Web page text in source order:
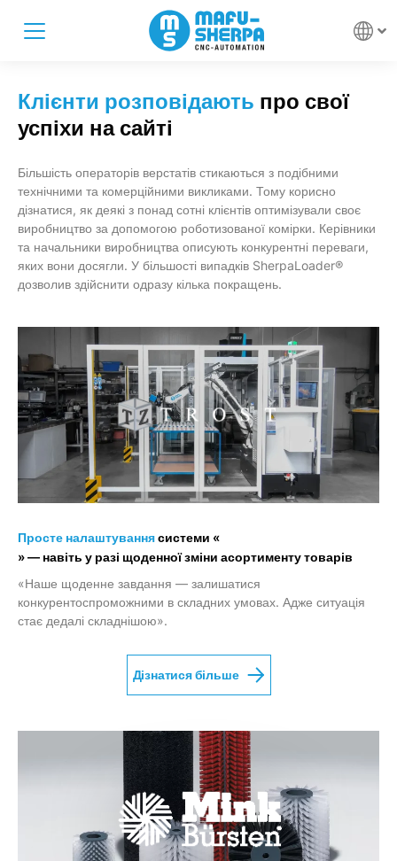
Клієнти розповідають про свої
успіхи на сайті
Більшість операторів верстатів стикаються з подібними
технічними та комерційними викликами. Тому корисно
дізнатися, як деякі з понад сотні клієнтів оптимізували своє
виробництво за допомогою роботизованої комірки. Керівники
та начальники виробництва описують конкурентні переваги,
яких вони досягли. У більшості випадків SherpaLoader®
дозволив здійснити одразу кілька покращень.
Просте налаштуваннясистеми «
» — навіть у разі щоденної зміни асортименту товарів
«Наше щоденне завдання — залишатися
конкурентоспроможними в складних умовах. Адже ситуація
стає дедалі складнішою».
Дізнатися більше